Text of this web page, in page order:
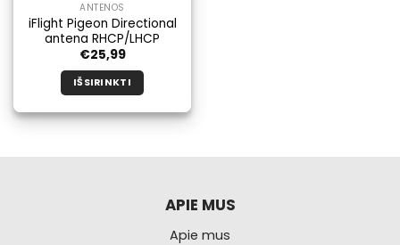
ANTENOS
iFlight Pigeon Directional
antena RHCP/LHCP
€25,99
IŠSIRINKTI
produktas
APIE MUS
Apie mus